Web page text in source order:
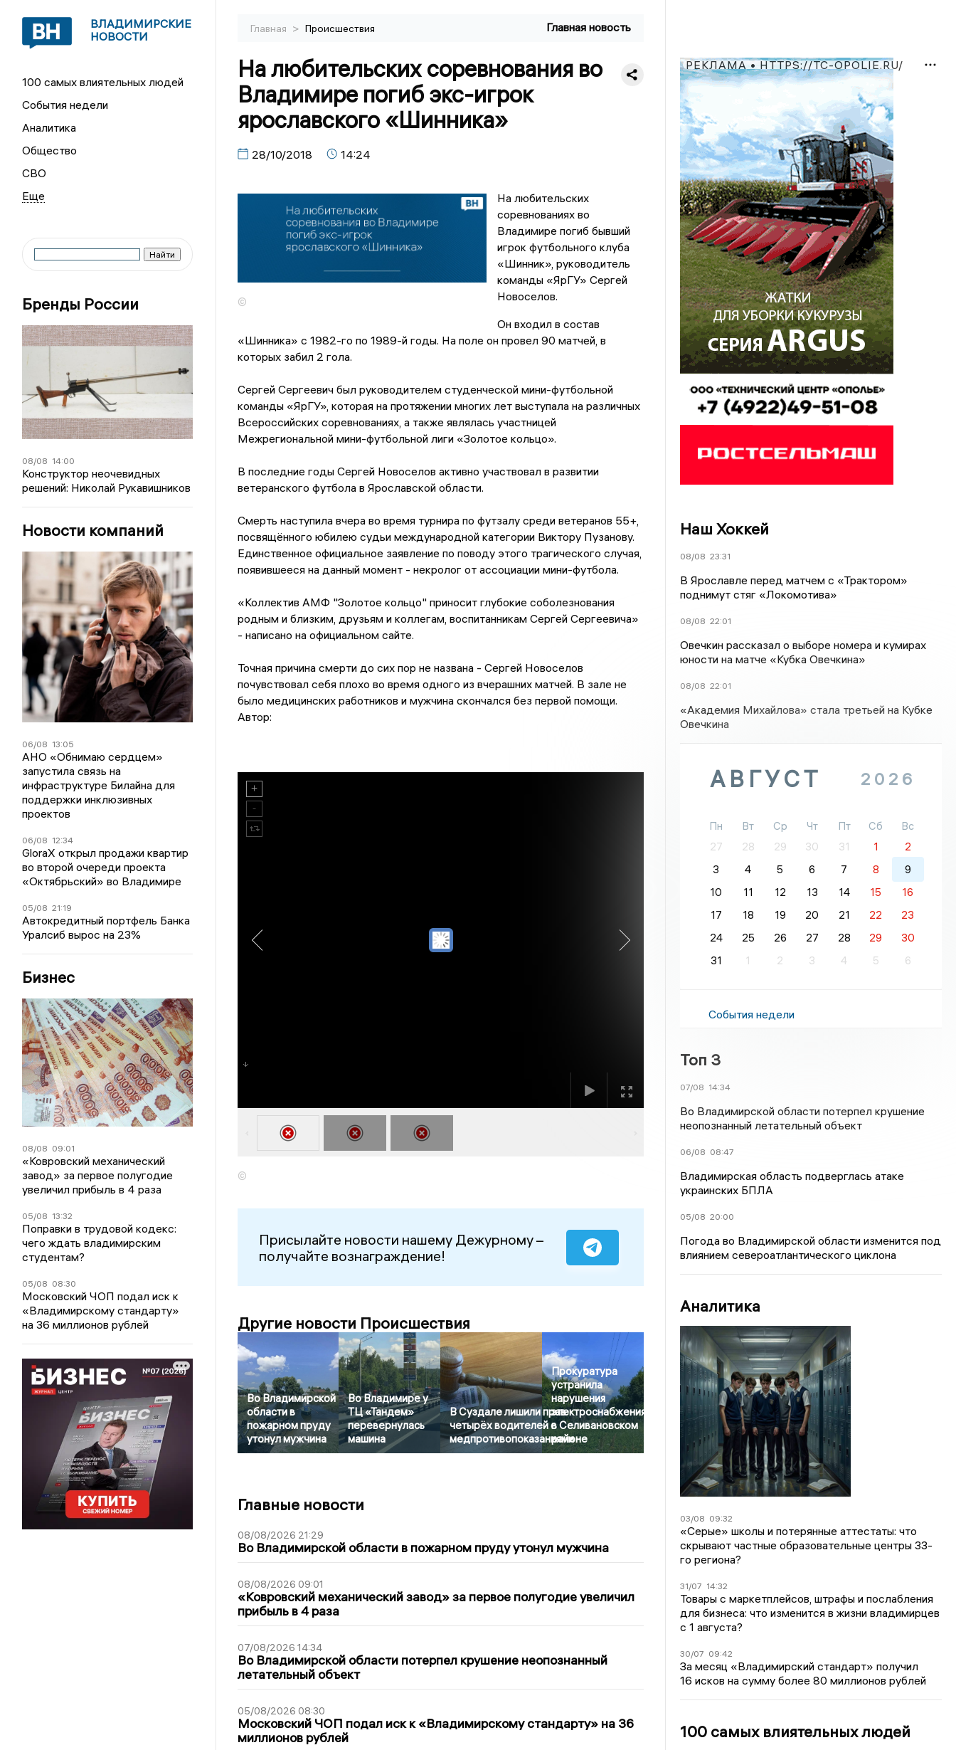
ВЛАДИМИРСКИЕ
НОВОСТИ
100 самых влиятельных людей
События недели
Аналитика
Общество
СВО
Бренды России
08/08 14:00
Конструктор неочевидных
решений: Николай Рукавишников
Новости компаний
06/08 13:05
АНО «Обнимаю сердцем»
запустила связь на
инфраструктуре Билайна для
поддержки инклюзивных
проектов
06/08 12:34
GloraX открыл продажи квартир
во второй очереди проекта
«Октябрьский» во Владимире
05/08 21:19
Автокредитный портфель Банка
Уралсиб вырос на 23%
Бизнес
08/08 09:01
«Ковровский механический
завод» за первое полугодие
увеличил прибыль в 4 раза
05/08 13:32
Поправки в трудовой кодекс:
чего ждать владимирским
студентам?
05/08 08:30
Московский ЧОП подал иск к
«Владимирскому стандарту»
на 36 миллионов рублей
Главная > Происшествия Главная новость
На любительских соревнования во
Владимире погиб экс-игрок
ярославского «Шинника»
28/10/2018 14:24
©
На любительских
соревнованиях во
Владимире погиб бывший
игрок футбольного клуба
«Шинник», руководитель
команды «ЯрГУ» Сергей
Новоселов.
Он входил в состав
«Шинника» с 1982-го по 1989-й годы. На поле он провел 90 матчей, в
которых забил 2 гола.
Сергей Сергеевич был руководителем студенческой мини-футбольной
команды «ЯрГУ», которая на протяжении многих лет выступала на различных
Всероссийских соревнованиях, а также являлась участницей
Межрегиональной мини-футбольной лиги «Золотое кольцо».
В последние годы Сергей Новоселов активно участвовал в развитии
ветеранского футбола в Ярославской области.
Смерть наступила вчера во время турнира по футзалу среди ветеранов 55+,
посвящённого юбилею судьи международной категории Виктору Пузанову.
Единственное официальное заявление по поводу этого трагического случая,
появившееся на данный момент - некролог от ассоциации мини-футбола.
«Коллектив АМФ "Золотое кольцо" приносит глубокие соболезнования
родным и близким, друзьям и коллегам, воспитанникам Сергей Сергеевича»
- написано на официальном сайте.
Точная причина смерти до сих пор не названа - Сергей Новоселов
почувствовал себя плохо во время одного из вчерашних матчей. В зале не
было медицинских работников и мужчина скончался без первой помощи.
Автор:
©
Присылайте новости нашему Дежурному –
получайте вознаграждение!
Другие новости Происшествия
Во Владимирской
области в
пожарном пруду
утонул мужчина
Во Владимире у
ТЦ «Тандем»
перевернулась
машина
В Суздале лишили прав
четырёх водителей с
медпротивопоказаниями
Прокуратура
устранила
нарушения
электроснабжения
в Селивановском
районе
Главные новости
08/08/2026 21:29
Во Владимирской области в пожарном пруду утонул мужчина
08/08/2026 09:01
«Ковровский механический завод» за первое полугодие увеличил
прибыль в 4 раза
07/08/2026 14:34
Во Владимирской области потерпел крушение неопознанный
летательный объект
05/08/2026 08:30
Московский ЧОП подал иск к «Владимирскому стандарту» на 36
миллионов рублей
РЕКЛАМА • HTTPS://TC-OPOLIE.RU/
Наш Хоккей
08/08 23:31
В Ярославле перед матчем с «Трактором»
поднимут стяг «Локомотива»
08/08 22:01
Овечкин рассказал о выборе номера и кумирах
юности на матче «Кубка Овечкина»
08/08 22:01
«Академия Михайлова» стала третьей на Кубке
Овечкина
АВГУСТ 2026
Пн Вт Ср Чт Пт Сб
Вс
27
28 29 30 31 1
2
3
4 5 6 7 8
9
10
11 12 13 14 15
16
17
18 19 20 21 22
23
24
25 26 27 28 29
30
31
1 2 3 4 5 6
События недели
Топ 3
07/08 14:34
Во Владимирской области потерпел крушение
неопознанный летательный объект
06/08 08:47
Владимирская область подверглась атаке
украинских БПЛА
05/08 20:00
Погода во Владимирской области изменится под
влиянием североатлантического циклона
Аналитика
03/08 09:32
«Серые» школы и потерянные аттестаты: что
скрывают частные образовательные центры 33-
го региона?
31/07 14:32
Товары с маркетплейсов, штрафы и послабления
для бизнеса: что изменится в жизни владимирцев
с 1 августа?
30/07 09:42
За месяц «Владимирский стандарт» получил
16 исков на сумму более 80 миллионов рублей
100 самых влиятельных людей